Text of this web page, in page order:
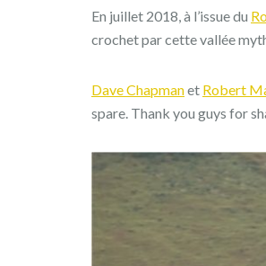
En juillet 2018, à l’issue du
crochet par cette vallée
Dave Chapmanet Robert
spare. Thank you guys for